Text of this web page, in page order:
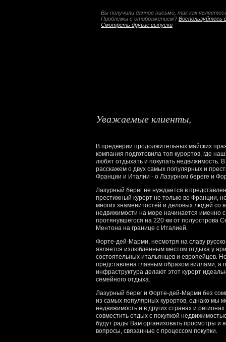
Вы получили данное письмо, так как
Проблемы с отображением? Воспользуйтесь
Смотреть другие выпуски
Уважаемые клиенты,
В предверии продолжительных майских
компания подготовила топ курортов, где
любят отдыхать и покупать недвижимость.
расскажем о двух самых популярных и
Франции и Италии - о Лазурном береге и
Лазурный берег не нуждается в
престижный курорт не только во Франции,
многих знаменитостей и деловых людей со
недвижимости на море начинается именно с
протянувшегося на 220 км от полуострова
Ментона на границе с Италией.
Форте-дей-Марми, несмотря на славу
является излюбленным местом отдыха у
состоятельных итальянцев и европейцев.
представлена главным образом виллами, а
инфраструктура делают этот курорт
семейного отдыха.
Лазурный берег и Форте-дей-Марми без
из самых популярных курортов, однако мы
недвижимость и в других странах и
совместить отдых с покупкой
будут рады Вам организовать просмотры и
вопросы, связанные с процессом покупки.